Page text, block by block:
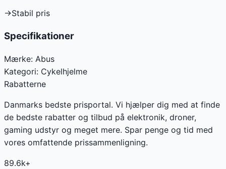
→Stabil pris
Specifikationer
Mærke: Abus
Kategori: Cykelhjelme
Rabatterne
Danmarks bedste prisportal. Vi hjælper dig med at finde
de bedste rabatter og tilbud på elektronik, droner,
gaming udstyr og meget mere. Spar penge og tid med
vores omfattende prissammenligning.
89.6k+